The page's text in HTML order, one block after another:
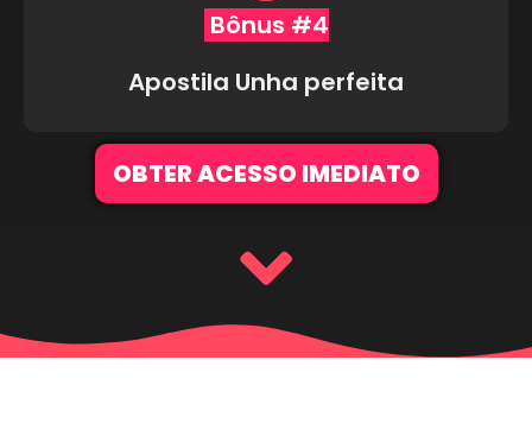
Bônus #4
Apostila Unha perfeita
OBTER ACESSO IMEDIATO